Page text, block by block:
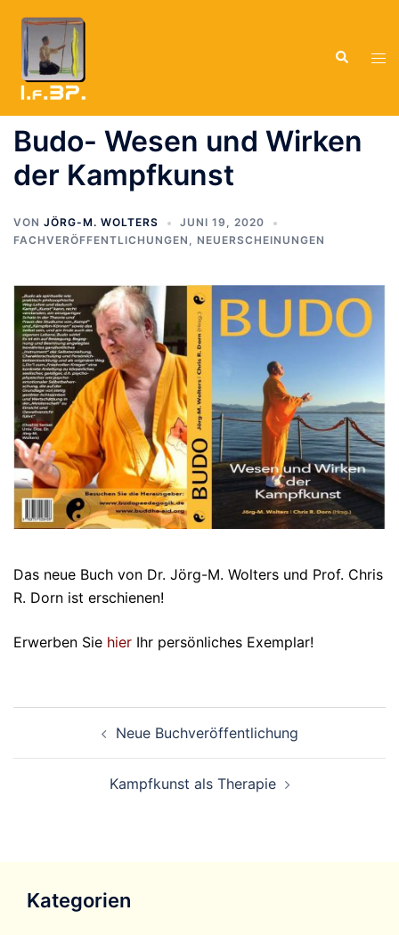
Inhalt
springen
Suche
Budo- Wesen und Wirken
der Kampfkunst
VON JÖRG-M. WOLTERS
JUNI 19, 2020
FACHVERÖFFENTLICHUNGEN , NEUERSCHEINUNGEN
Das neue Buch von Dr. Jörg-M. Wolters und Prof. Chris
R. Dorn ist erschienen!
Erwerben Sie hier Ihr persönliches Exemplar!
Neue Buchveröffentlichung
Kampfkunst als Therapie
Kategorien